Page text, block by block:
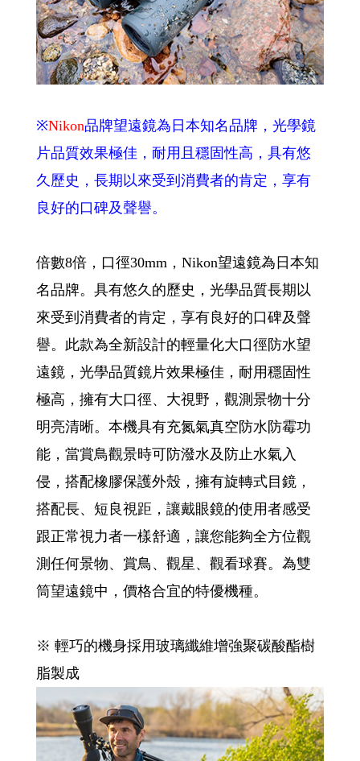
※Nikon品牌望遠鏡為日本知名品牌，光學鏡
片品質效果極佳，耐用且穩固性高，具有悠
久歷史，長期以來受到消費者的肯定，享有
良好的口碑及聲譽。
倍數8倍，口徑30mm，Nikon望遠鏡為日本知
名品牌。具有悠久的歷史，光學品質長期以
來受到消費者的肯定，享有良好的口碑及聲
譽。此款為全新設計的輕量化大口徑防水望
遠鏡，光學品質鏡片效果極佳，耐用穩固性
極高，擁有大口徑、大視野，觀測景物十分
明亮清晰。本機具有充氮氣真空防水防霉功
能，當賞鳥觀景時可防潑水及防止水氣入
侵，搭配橡膠保護外殼，擁有旋轉式目鏡，
搭配長、短良視距，讓戴眼鏡的使用者感受
跟正常視力者一樣舒適，讓您能夠全方位觀
測任何景物、賞鳥、觀星、觀看球賽。為雙
筒望遠鏡中，價格合宜的特優機種。
※ 輕巧的機身採用玻璃纖維增強聚碳酸酯樹
脂製成